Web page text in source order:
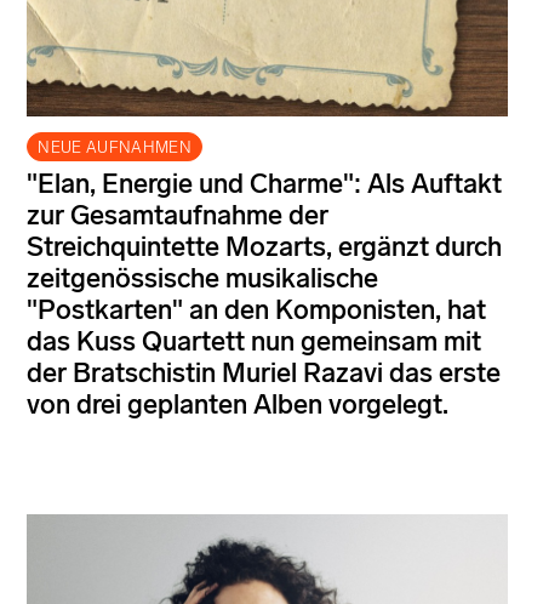
NEUE AUFNAHMEN
"Elan, Energie und Charme": Als Auftakt
zur Gesamtaufnahme der
Streichquintette Mozarts, ergänzt durch
zeitgenössische musikalische
"Postkarten" an den Komponisten, hat
das Kuss Quartett nun gemeinsam mit
der Bratschistin Muriel Razavi das erste
von drei geplanten Alben vorgelegt.